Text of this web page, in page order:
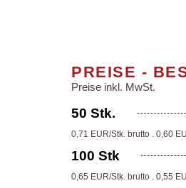
PREISE -
Preise inkl. MwSt.
50 Stk.
0,71 EUR/Stk. brutto . 0,60
100 Stk
0,65 EUR/Stk. brutto . 0,55